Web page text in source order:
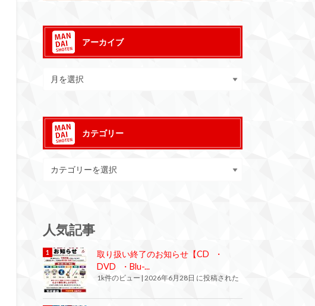
アーカイブ
カテゴリー
人気記事
取り扱い終了のお知らせ【CD ・
DVD ・Blu-...
1k件のビュー | 2026年6月28日 に投稿された